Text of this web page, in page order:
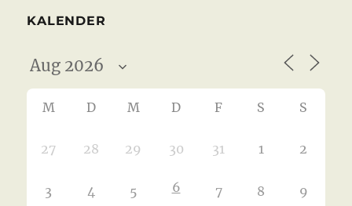
KALENDER
M D M D F S S
27 28 29 30 31 1 2
3 4 5 6 7 8 9